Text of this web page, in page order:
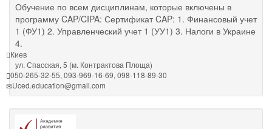
Обучение по всем дисциплинам, которые включены в
программу CAP/CIPA: Сертификат CAP: 1. Финансовый учет
1 (ФУ1) 2. Управленческий учет 1 (УУ1) 3. Налоги в Украине
4.
Киев
ул. Спасская, 5 (м. Контрактова Площа)
050-265-32-55, 093-969-16-69, 098-118-89-30
Uced.education@gmail.com